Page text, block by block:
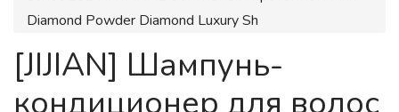
Diamond Powder Diamond Luxury Sh
[JIJIAN] Шампунь-